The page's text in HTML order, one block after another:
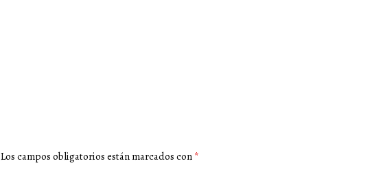
Los campos obligatorios están marcados con *